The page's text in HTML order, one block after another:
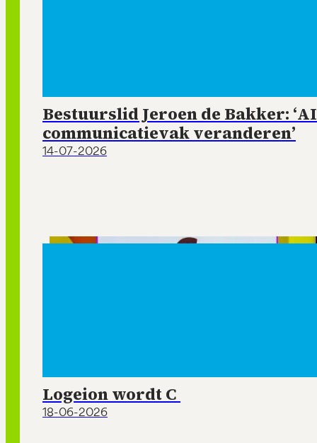
Bestuurslid Jeroen de Bakker:
communicatievak veranderen’
14-07-2026
Logeion wordt C
18-06-2026